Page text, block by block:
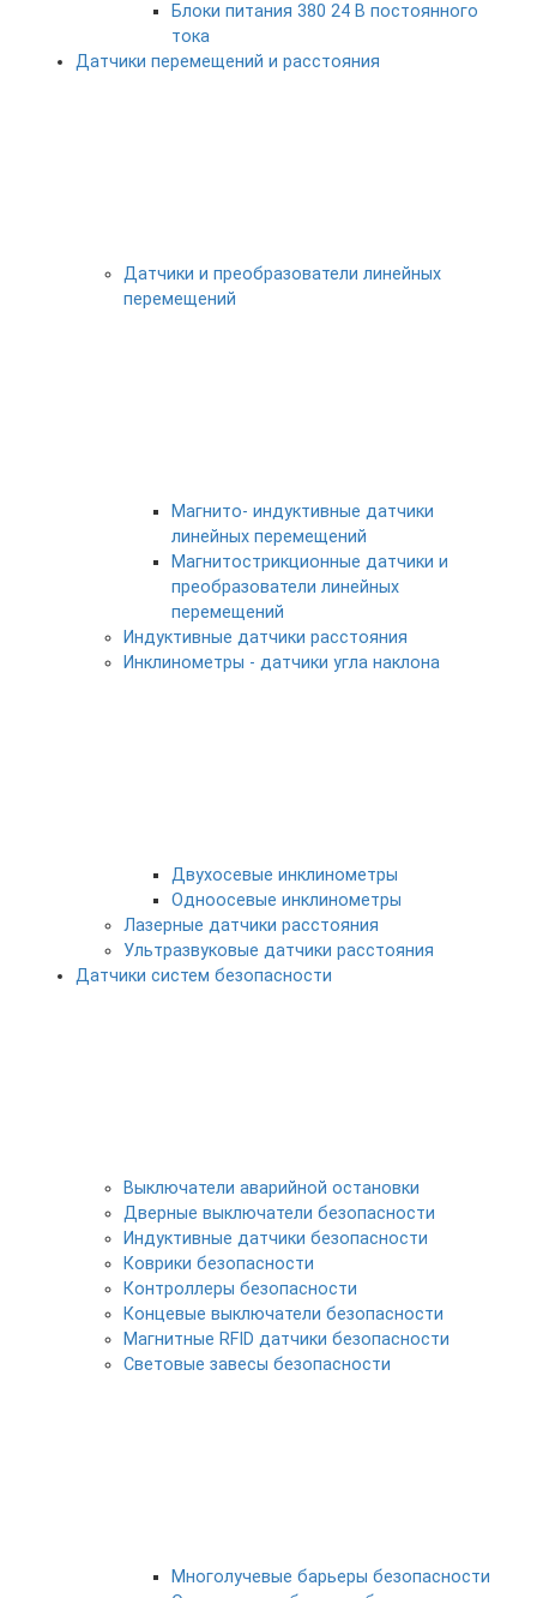
Блоки питания 380 24 В постоянного
тока
Датчики перемещений и расстояния
Датчики и преобразователи линейных
перемещений
Магнито- индуктивные датчики
линейных перемещений
Магнитострикционные датчики и
преобразователи линейных
перемещений
Индуктивные датчики расстояния
Инклинометры - датчики угла наклона
Двухосевые инклинометры
Одноосевые инклинометры
Лазерные датчики расстояния
Ультразвуковые датчики расстояния
Датчики систем безопасности
Выключатели аварийной остановки
Дверные выключатели безопасности
Индуктивные датчики безопасности
Коврики безопасности
Контроллеры безопасности
Концевые выключатели безопасности
Магнитные RFID датчики безопасности
Световые завесы безопасности
Многолучевые барьеры безопасности